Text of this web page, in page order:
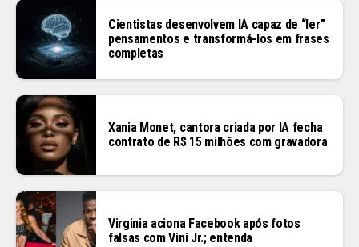
Cientistas desenvolvem IA capaz de “ler”
pensamentos e transformá-los em frases
completas
Xania Monet, cantora criada por IA fecha
contrato de R$ 15 milhões com gravadora
Virginia aciona Facebook após fotos
falsas com Vini Jr.; entenda